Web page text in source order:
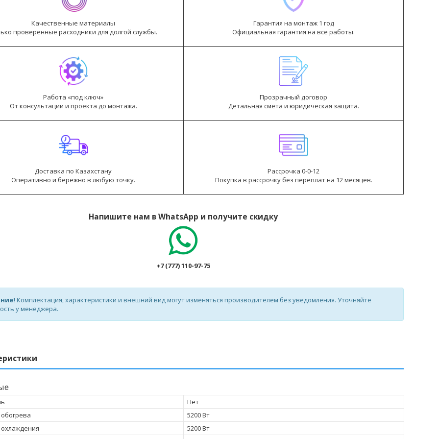
Качественные материалы
проверенные расходники для долгой службы.
Гарантия на монтаж 1 год
Официальная гарантия на все работы.
Работа «под ключ»
От консультации и проекта до монтажа.
Прозрачный договор
Детальная смета и юридическая защита.
Доставка по Казахстану
Оперативно и бережно в любую точку.
Рассрочка 0-0-12
Покупка в рассрочку без переплат на 12 месяцев.
Напишите нам в WhatsApp и получите скидку
+7 (777) 110-97-75
Комплектация, характеристики и внешний вид могут изменяться производителем без уведомления. Уточняйте
у менеджера.
Нет
5200 Вт
5200 Вт